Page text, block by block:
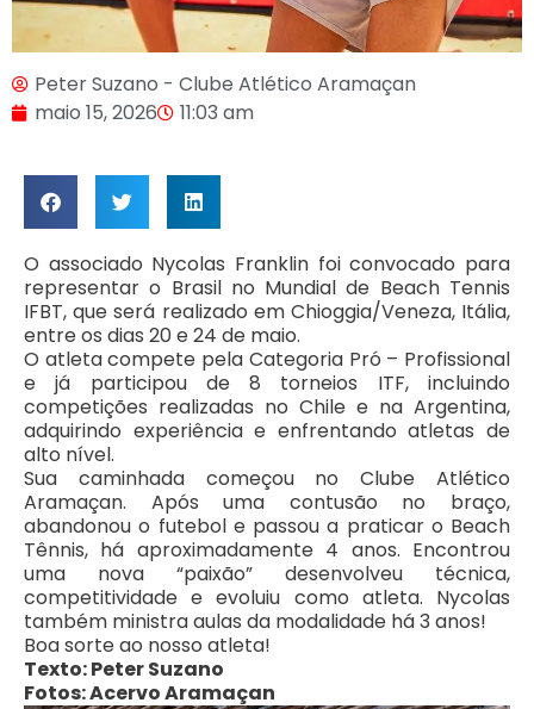
Peter Suzano - Clube Atlético Aramaçan
maio 15, 2026
11:03 am
O associado Nycolas Franklin foi convocado para
representar o Brasil no Mundial de Beach Tennis
IFBT, que será realizado em Chioggia/Veneza, Itália,
entre os dias 20 e 24 de maio.
O atleta compete pela Categoria Pró – Profissional
e já participou de 8 torneios ITF, incluindo
competições realizadas no Chile e na Argentina,
adquirindo experiência e enfrentando atletas de
alto nível.
Sua caminhada começou no Clube Atlético
Aramaçan. Após uma contusão no braço,
abandonou o futebol e passou a praticar o Beach
Tênnis, há aproximadamente 4 anos. Encontrou
uma nova “paixão” desenvolveu técnica,
competitividade e evoluiu como atleta. Nycolas
também ministra aulas da modalidade há 3 anos!
Boa sorte ao nosso atleta!
Texto: Peter Suzano
Fotos: Acervo Aramaçan